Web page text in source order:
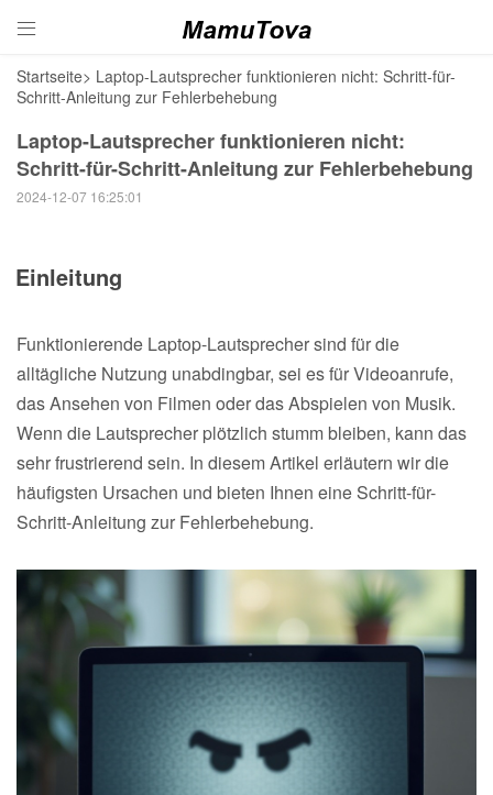

Startseite> Laptop-Lautsprecher funktionieren nicht: Schritt-für-
Schritt-Anleitung zur Fehlerbehebung
Laptop-Lautsprecher funktionieren nicht:
Schritt-für-Schritt-Anleitung zur Fehlerbehebung
2024-12-07 16:25:01
Einleitung
Funktionierende Laptop-Lautsprecher sind für die
alltägliche Nutzung unabdingbar, sei es für Videoanrufe,
das Ansehen von Filmen oder das Abspielen von Musik.
Wenn die Lautsprecher plötzlich stumm bleiben, kann das
sehr frustrierend sein. In diesem Artikel erläutern wir die
häufigsten Ursachen und bieten Ihnen eine Schritt-für-
Schritt-Anleitung zur Fehlerbehebung.